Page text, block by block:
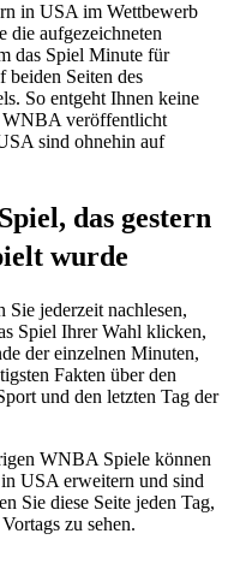
in USA im Wettbewerb
die aufgezeichneten
das Spiel Minute für
beiden Seiten des
So entgeht Ihnen keine
WNBA veröffentlicht
sind ohnehin auf
das gestern
wurde
jederzeit nachlesen,
Spiel Ihrer Wahl klicken,
der einzelnen Minuten,
Fakten über den
und den letzten Tag der
WNBA Spiele können
USA erweitern und sind
Sie diese Seite jeden Tag,
zu sehen.